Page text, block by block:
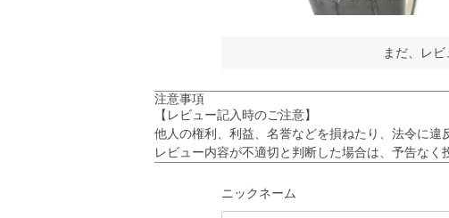
まだ、レビ
注意事項
【レビュー記入時のご注意】
他人の権利、利益、名誉などを損ねたり、法令に違
レビュー内容が不適切と判断した場合は、予告なく
ニックネーム